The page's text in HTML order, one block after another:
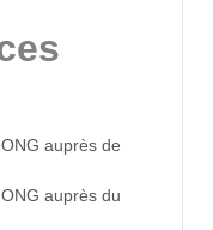
auprès de
auprès du